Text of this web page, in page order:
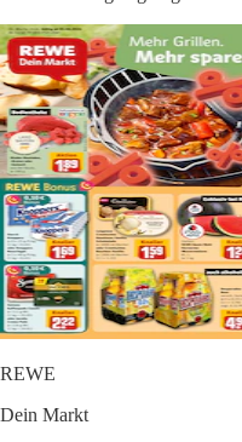
REWE
Dein Markt